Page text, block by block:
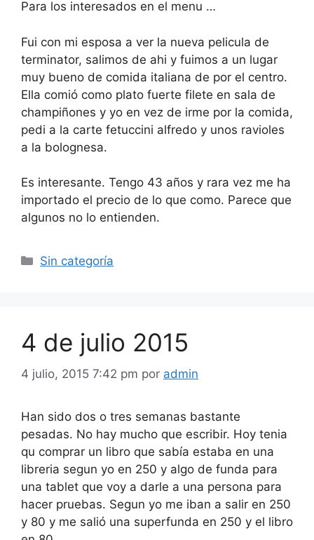
Para los interesados en el menu …
Fui con mi esposa a ver la nueva pelicula de
terminator, salimos de ahi y fuimos a un lugar
muy bueno de comida italiana de por el centro.
Ella comió como plato fuerte filete en sala de
champiñones y yo en vez de irme por la comida,
pedi a la carte fetuccini alfredo y unos ravioles
a la bolognesa.
Es interesante. Tengo 43 años y rara vez me ha
importado el precio de lo que como. Parece que
algunos no lo entienden.
Categorías
Sin categoría
4 de julio 2015
4 julio, 2015 7:42 pm por admin
Han sido dos o tres semanas bastante
pesadas. No hay mucho que escribir. Hoy tenia
qu comprar un libro que sabía estaba en una
libreria segun yo en 250 y algo de funda para
una tablet que voy a darle a una persona para
hacer pruebas. Segun yo me iban a salir en 250
y 80 y me salió una superfunda en 250 y el libro